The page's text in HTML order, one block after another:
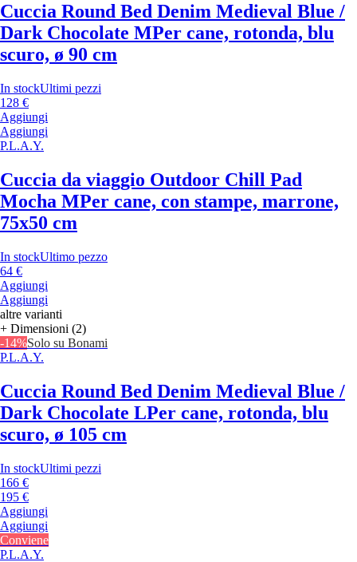
Cuccia Round Bed Denim Medieval Blue /
Dark Chocolate MPer cane, rotonda, blu
scuro, ø 90 cm
In stockUltimi pezzi
128 €
Aggiungi
Aggiungi
P.L.A.Y.
Cuccia da viaggio Outdoor Chill Pad
Mocha MPer cane, con stampe, marrone,
75x50 cm
In stockUltimo pezzo
64 €
Aggiungi
Aggiungi
altre varianti
+ Dimensioni (2)
-14%Solo su Bonami
P.L.A.Y.
Cuccia Round Bed Denim Medieval Blue /
Dark Chocolate LPer cane, rotonda, blu
scuro, ø 105 cm
In stockUltimi pezzi
166 €
195 €
Aggiungi
Aggiungi
Conviene
P.L.A.Y.